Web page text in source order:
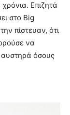
Επιζητά
στο Big
πίστευαν, ότι
να
αυστηρά όσους